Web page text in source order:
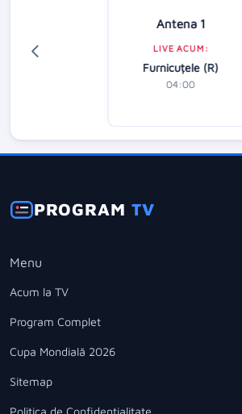
Antena 1
LIVE ACUM:
Furnicuțele (R)
04:00
PROGRAMTV
Menu
Acum la TV
Program Complet
Cupa Mondială 2026
Sitemap
Politica de Confidentialitate